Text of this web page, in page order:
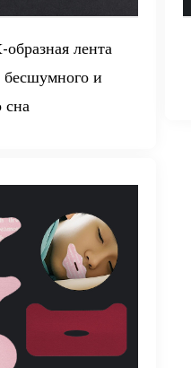
лента
бесшумного и
сна